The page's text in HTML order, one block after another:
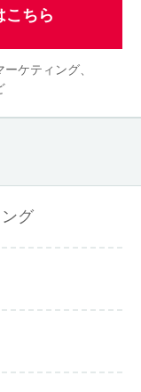
こちら
ケティング、
グ